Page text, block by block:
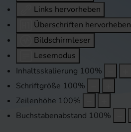
Links hervorheben
Überschriften hervorheben
Bildschirmleser
Lesemodus
Inhaltsskalierung 100%
Schriftgröße 100%
Zeilenhöhe 100%
Buchstabenabstand 100%